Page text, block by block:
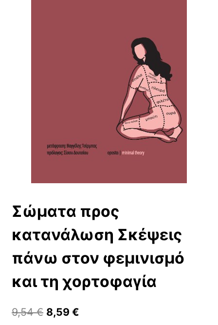
Σώματα προς
κατανάλωση Σκέψεις
πάνω στον φεμινισμό
και τη χορτοφαγία
9,54€ Original
8,59 €